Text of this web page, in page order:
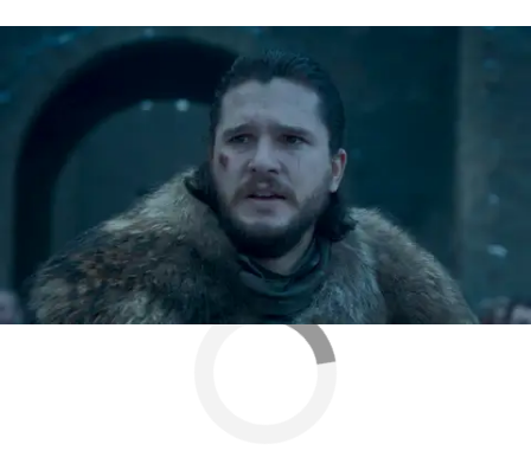
Más sobre este tema:
Khaleesi Juego de Tronos